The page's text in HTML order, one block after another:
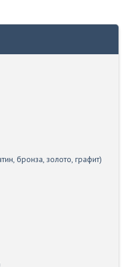
бронза, золото, графит)